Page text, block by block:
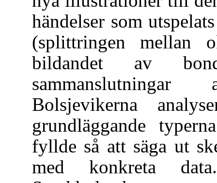
händelser som
(splittringen mellan
bildandet av
Bolsjevikerna
grundläggande
fyllde så att säga ut
med konkreta